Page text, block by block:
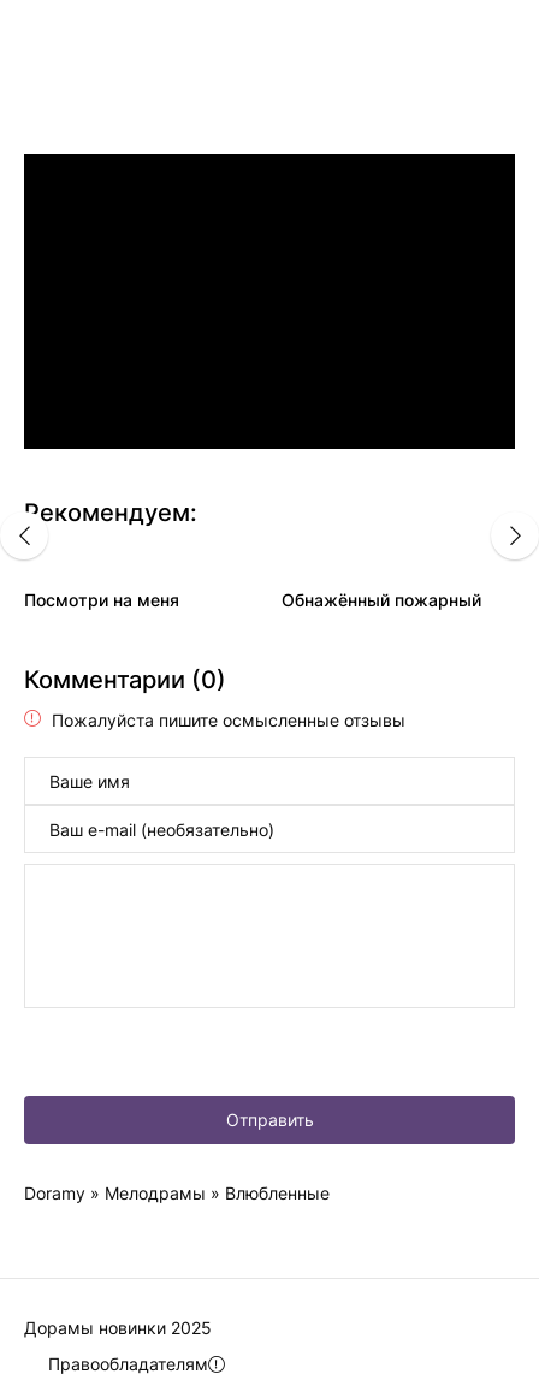
Рекомендуем:
Посмотри на меня Обнажённый пожарный
Комментарии (0)
Пожалуйста пишите осмысленные отзывы
Отправить
Doramy » Мелодрамы » Влюбленные
Дорамы новинки 2025
Правообладателям